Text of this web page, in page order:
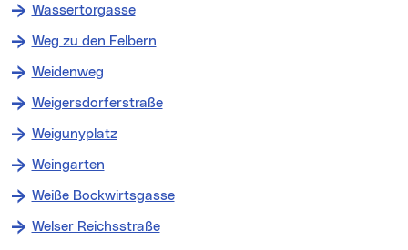
Wassertorgasse
Weg zu den Felbern
Weidenweg
Weigersdorferstraße
Weigunyplatz
Weingarten
Weiße Bockwirtsgasse
Welser Reichsstraße